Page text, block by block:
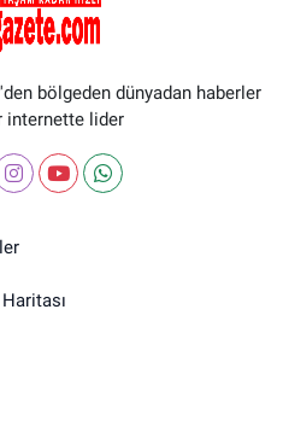
bölgeden dünyadan haberler
internette lider